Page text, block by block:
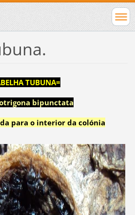
TUBUNA=
bipunctata
para o interior da colónia